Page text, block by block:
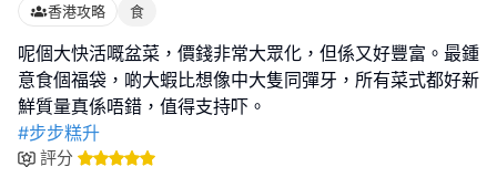
香港攻略 食
呢個大快活嘅盆菜，價錢非常大眾化，但係又好豐富。最鍾
意食個福袋，啲大蝦比想像中大隻同彈牙，所有菜式都好新
#步步糕升
評分